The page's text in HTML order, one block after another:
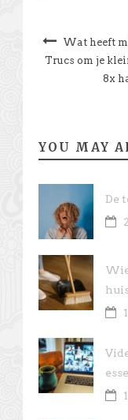
Wat heeft
Trucs om je
8x
YOU MAY
De